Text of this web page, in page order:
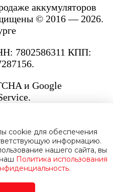
аккумуляторов
© 2016 — 2026.
7802586311 КПП:
и Google
cookie для обеспечения
информацию.
нашего сайта, вы
Политика использования